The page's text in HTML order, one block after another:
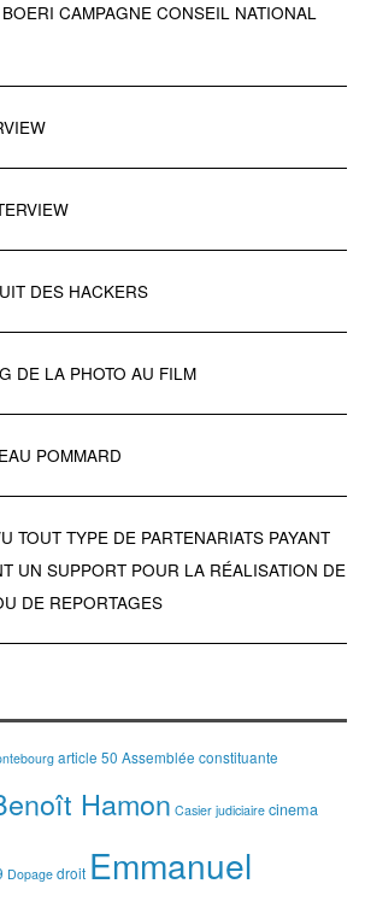
CAMPAGNE CONSEIL NATIONAL
DES HACKERS
DE LA PHOTO AU FILM
POMMARD
TOUT TYPE DE PARTENARIATS PAYANT
UN SUPPORT POUR LA RÉALISATION DE
DE REPORTAGES
article 50 Assemblée constituante
Hamon Casier judiciaire cinema
Dopage droit Emmanuel